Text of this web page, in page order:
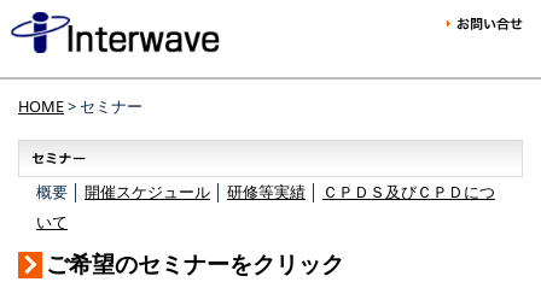
HOME> セミナー
概要 │ 開催スケジュール 研修等実績
ＣＰＤＳ及びＣＰＤにつ
いて
ご希望のセミナーをクリック